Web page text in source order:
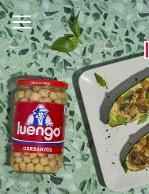
Skip
to
content